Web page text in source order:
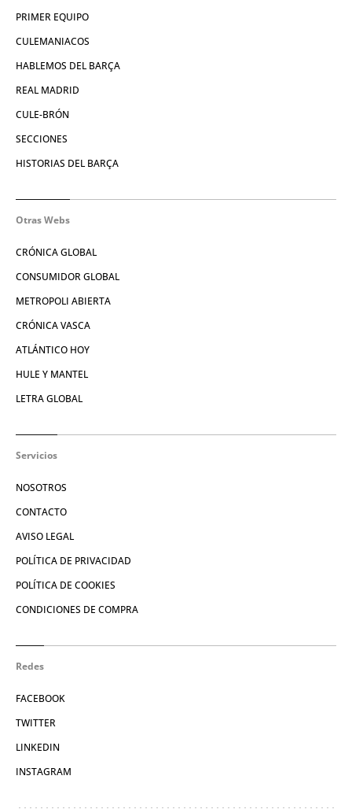
PRIMER EQUIPO
CULEMANIACOS
HABLEMOS DEL BARÇA
REAL MADRID
CULE-BRÓN
SECCIONES
HISTORIAS DEL BARÇA
Otras Webs
CRÓNICA GLOBAL
CONSUMIDOR GLOBAL
METROPOLI ABIERTA
CRÓNICA VASCA
ATLÁNTICO HOY
HULE Y MANTEL
LETRA GLOBAL
Servicios
NOSOTROS
CONTACTO
AVISO LEGAL
POLÍTICA DE PRIVACIDAD
POLÍTICA DE COOKIES
CONDICIONES DE COMPRA
Redes
FACEBOOK
TWITTER
LINKEDIN
INSTAGRAM